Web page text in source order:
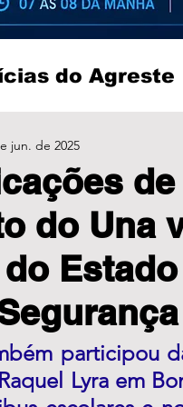
do Agreste
do Una
jun. de 2025
participou
Lyra em